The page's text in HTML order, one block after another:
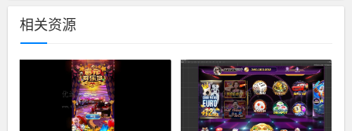
相关资源